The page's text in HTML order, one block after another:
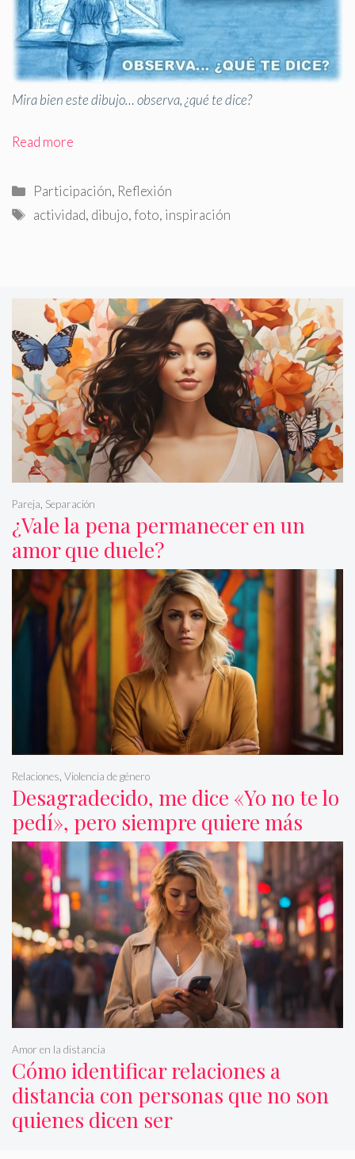
Mira bien este dibujo… observa, ¿qué te dice?
Read more
Categorías
Participación, Reflexión
Etiquetas
actividad, dibujo,foto, inspiración
¿Vale la pena permanecer en un
amor que duele?
Pareja Separación
Desagradecido, me dice «Yo no te lo
pedí», pero siempre quiere más
Relaciones, Violencia de género
Cómo identificar relaciones a
distancia con personas que no son
quienes dicen ser
Amor en la distancia